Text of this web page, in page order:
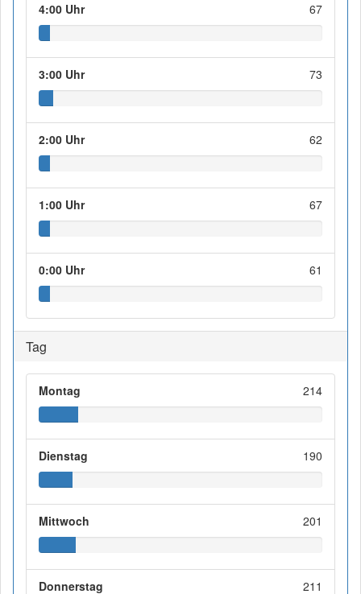
4:00 Uhr 67
3:00 Uhr 73
2:00 Uhr 62
1:00 Uhr 67
0:00 Uhr 61
Tag
Montag 214
Dienstag 190
Mittwoch 201
Donnerstag 211